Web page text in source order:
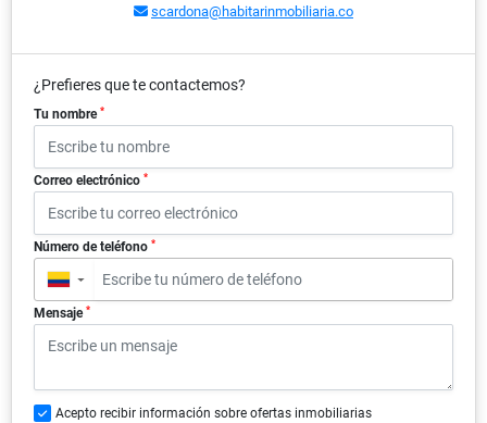
scardona@habitarinmobiliaria.co
¿Prefieres que te contactemos?
Tu nombre *
Correo electrónico *
Número de teléfono *
▼
Mensaje *
Acepto recibir información sobre ofertas inmobiliarias